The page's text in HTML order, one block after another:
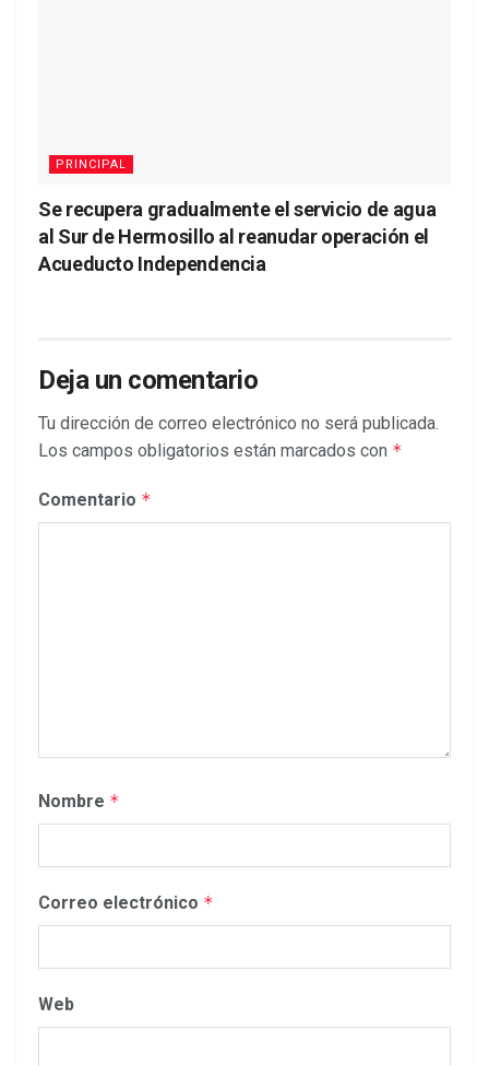
PRINCIPAL
Se recupera gradualmente el servicio de agua
al Sur de Hermosillo al reanudar operación el
Acueducto Independencia
Deja un comentario
Tu dirección de correo electrónico no será publicada.
Los campos obligatorios están marcados con *
Comentario *
Nombre *
Correo electrónico *
Web